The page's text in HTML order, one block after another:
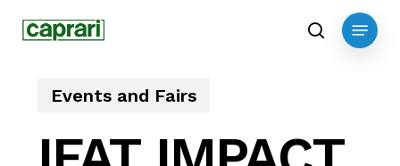
search
Menu
Events and Fairs